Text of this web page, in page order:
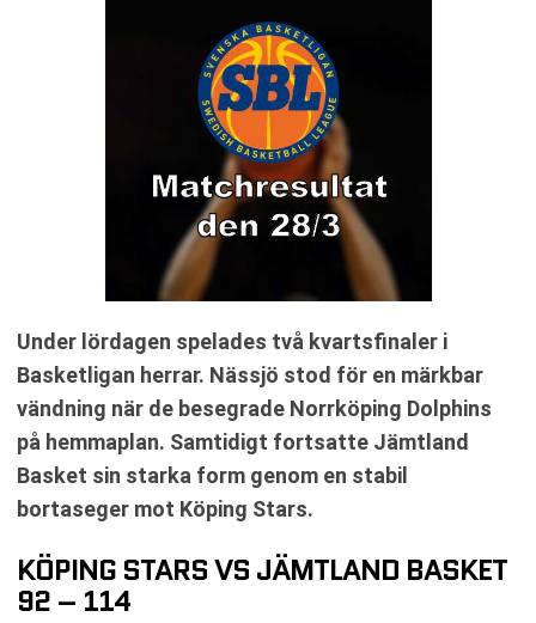
Under lördagen spelades två kvartsfinaler i
Basketligan herrar. Nässjö stod för en märkbar
vändning när de besegrade Norrköping Dolphins
på hemmaplan. Samtidigt fortsatte Jämtland
Basket sin starka form genom en stabil
bortaseger mot Köping Stars.
KÖPING STARS VS JÄMTLAND BASKET
92 – 114